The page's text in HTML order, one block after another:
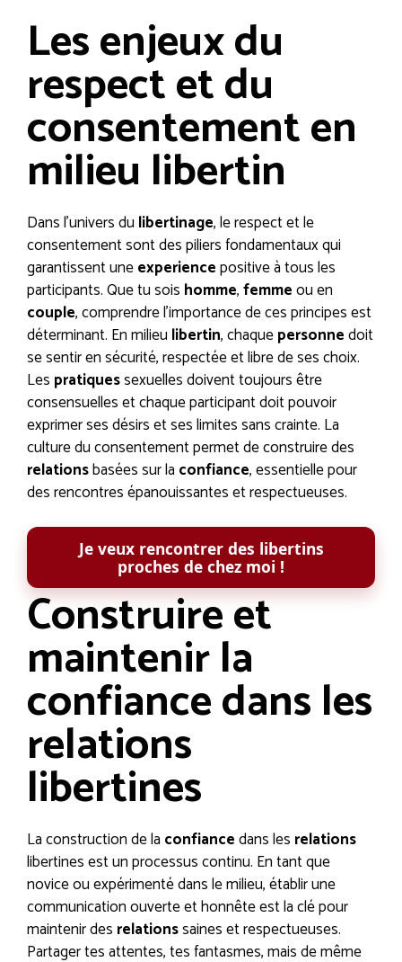
Les enjeux du
respect et du
consentement en
milieu libertin
Dans l’univers du libertinage, le respect et le
consentement sont des piliers fondamentaux qui
garantissent uneexperiencepositive à tous les
participants. Que tu sois homme,femmeou en
couple, comprendre l’importance de ces principes est
déterminant. En milieu libertin, chaquepersonnedoit
se sentir en sécurité, respectée et libre de ses choix.
Les pratiquessexuelles doivent toujours être
consensuelles et chaque participant doit pouvoir
exprimer ses désirs et ses limites sans crainte. La
culture du consentement permet de construire des
relationsbasées sur la confiance, essentielle pour
des rencontres épanouissantes et respectueuses.
Je veux rencontrer des libertins
proches de chez moi !
Construire et
maintenir la
confiance dans les
relations
libertines
La construction de la confiancedans les relations
libertines est un processus continu. En tant que
novice ou expérimenté dans le milieu, établir une
communication ouverte et honnête est la clé pour
maintenir des relationssaines et respectueuses.
Partager tes attentes, tes fantasmes, mais de même